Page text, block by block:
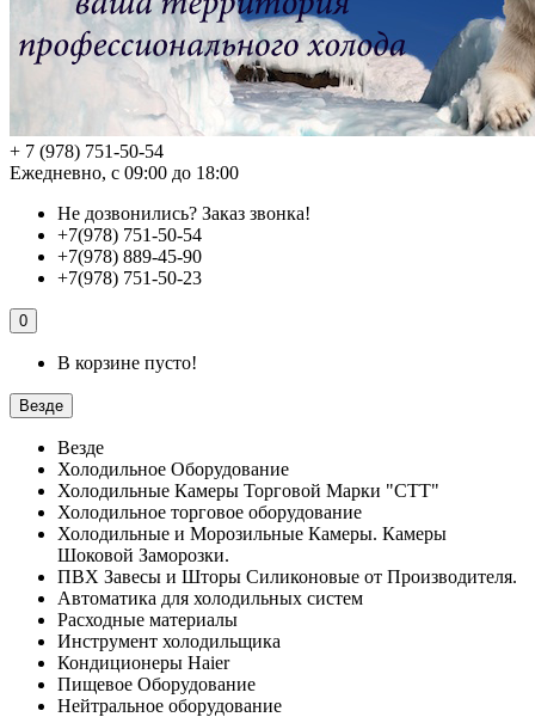
+ 7 (978) 751-50-54
Ежедневно, с 09:00 до 18:00
Не дозвонились? Заказ звонка!
+7(978) 751-50-54
+7(978) 889-45-90
+7(978) 751-50-23
0
В корзине пусто!
Везде
Везде
Холодильное Оборудование
Холодильные Камеры Торговой Марки "СТТ"
Холодильное торговое оборудование
Холодильные и Морозильные Камеры. Камеры
Шоковой Заморозки.
ПВХ Завесы и Шторы Силиконовые от Производителя.
Автоматика для холодильных систем
Расходные материалы
Инструмент холодильщика
Кондиционеры Haier
Пищевое Оборудование
Нейтральное оборудование